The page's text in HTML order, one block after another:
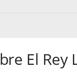
El Rey